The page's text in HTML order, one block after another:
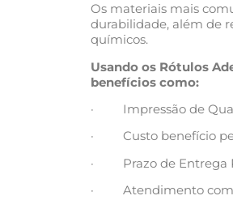
Os materiais mais
durabilidade, além de
químicos.
Usando os Rótulos
benefícios como:
· Impressão de
· Custo benefício
· Prazo de Entrega
· Atendimento com